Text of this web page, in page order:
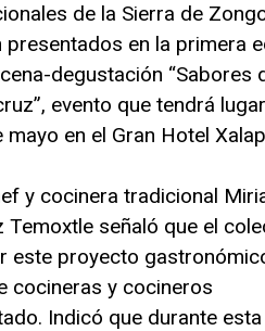
de la Sierra de
presentados en la primera
degustación “Sabores
evento que tendrá
mayo en el Gran Hotel
y cocinera tradicional
Temoxtle señaló que el
este proyecto
cocineras y cocineros
Indicó que durante esta